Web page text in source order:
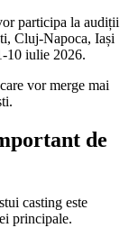
participa la audiții
Cluj-Napoca, Iași
10 iulie 2026.
vor merge mai
de
casting este
principale.